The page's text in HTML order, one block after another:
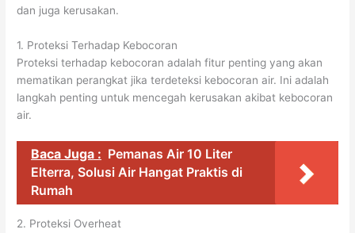
dan juga kerusakan.
1. Proteksi Terhadap Kebocoran
Proteksi terhadap kebocoran adalah fitur penting yang akan
mematikan perangkat jika terdeteksi kebocoran air. Ini adalah
langkah penting untuk mencegah kerusakan akibat kebocoran
air.
Baca Juga : Pemanas Air 10 Liter
Elterra, Solusi Air Hangat Praktis di
Rumah
2. Proteksi Overheat